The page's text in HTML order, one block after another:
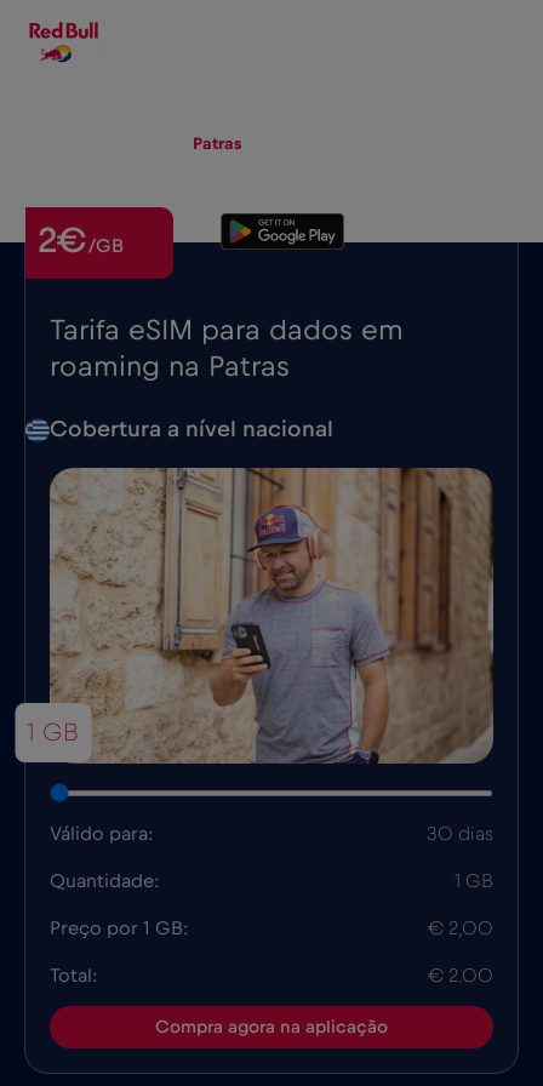
Patras
Tarifa eSIM para dados em
roaming na Patras
2€/GB
Cobertura a nível nacional
1 GB
Válido para: 30 dias
Quantidade: 1 GB
Preço por 1 GB: € 2,00
Total: € 2.00
Compra agora na aplicação